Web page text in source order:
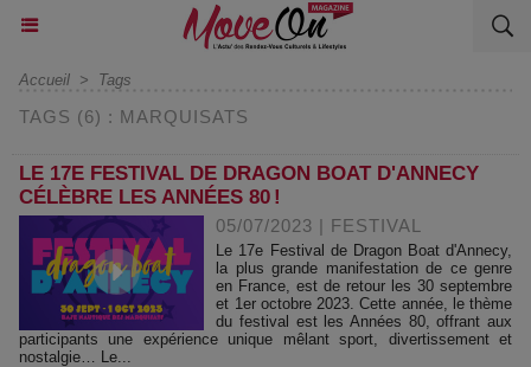
Accueil > Tags
TAGS (6) : MARQUISATS
LE 17E FESTIVAL DE DRAGON BOAT D'ANNECY
CÉLÈBRE LES ANNÉES 80 !
05/07/2023 | FESTIVAL
Le 17e Festival de Dragon Boat d'Annecy,
la plus grande manifestation de ce genre
en France, est de retour les 30 septembre
et 1er octobre 2023. Cette année, le thème
du festival est les Années 80, offrant aux
participants une expérience unique mêlant sport, divertissement et
nostalgie… Le...